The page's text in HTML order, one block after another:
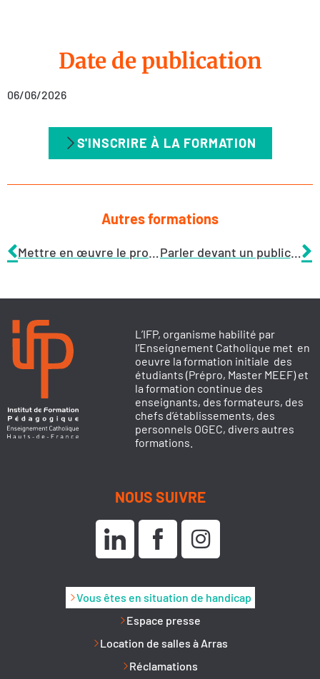
Date de publication
06/06/2026
S'INSCRIRE À LA FORMATION
Autres formations
Parler devant un public, ça s’apprend au collège : activités ludiques et idées d’ateliers
L’IFP, organisme habilité par
l’Enseignement Catholique met en
oeuvre la formation initiale des
étudiants (Prépro, Master MEEF) et
la formation continue des
enseignants, des formateurs, des
chefs d’établissements, des
personnels OGEC, divers autres
formations.
NOUS SUIVRE
Vous êtes en situation de handicap
Espace presse
Location de salles à Arras
Réclamations